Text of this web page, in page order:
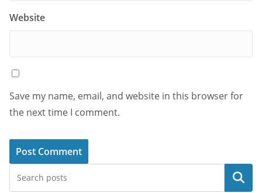
Website
Save my name, email, and website in this browser for
the next time I comment.
Search